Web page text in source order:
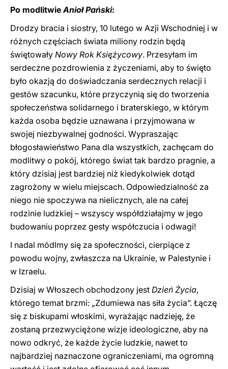
Po modlitwieAnioł Pański:
Drodzy bracia i siostry, 10 lutego w Azji Wschodniej i w
różnych częściach świata miliony rodzin będą
świętowały Nowy Rok Księżycowy. Przesyłam im
serdeczne pozdrowienia z życzeniami, aby to święto
było okazją do doświadczania serdecznych relacji i
gestów szacunku, które przyczynią się do tworzenia
społeczeństwa solidarnego i braterskiego, w którym
każda osoba będzie uznawana i przyjmowana w
swojej niezbywalnej godności. Wypraszając
błogosławieństwo Pana dla wszystkich, zachęcam do
modlitwy o pokój, którego świat tak bardzo pragnie, a
który dzisiaj jest bardziej niż kiedykolwiek dotąd
zagrożony w wielu miejscach. Odpowiedzialność za
niego nie spoczywa na nielicznych, ale na całej
rodzinie ludzkiej – wszyscy współdziałajmy w jego
budowaniu poprzez gesty współczucia i odwagi!
I nadal módlmy się za społeczności, cierpiące z
powodu wojny, zwłaszcza na Ukrainie, w Palestynie i
w Izraelu.
Dzisiaj w Włoszech obchodzony jest Dzień Życia,
którego temat brzmi: „Zdumiewa nas siła życia”. Łączę
się z biskupami włoskimi, wyrażając nadzieję, że
zostaną przezwyciężone wizje ideologiczne, aby na
nowo odkryć, że każde życie ludzkie, nawet to
najbardziej naznaczone ograniczeniami, ma ogromną